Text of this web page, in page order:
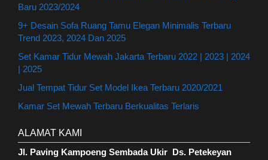
Baru 2023/2024
9+ Desain Sofa Ruang Tamu Elegan Minimalis Terbaru
Trend 2023, 2024 Dan 2025
Set Kamar Tidur Mewah Jakarta Terbaru 2022 | 2023 | 2024
| 2025
Jual Tempat Tidur Set Model Ikea Terbaru 2020/2021
Kamar Set Mewah Terbaru Berkualitas Terlaris
ALAMAT KAMI
Jl. Paving Kampoeng Sembada Ukir Ds. Petekeyan